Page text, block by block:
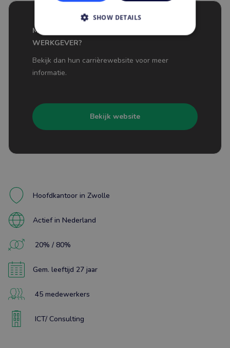
MEER WETEN OVER ARCADY ALS
WERKGEVER?
Bekijk dan hun carrièrewebsite voor meer
informatie.
Bekijk website
Hoofdkantoor in Zwolle
Actief in Nederland
20% / 80%
Gem. leeftijd 27 jaar
45 medewerkers
ICT/ Consulting
SHOW DETAILS